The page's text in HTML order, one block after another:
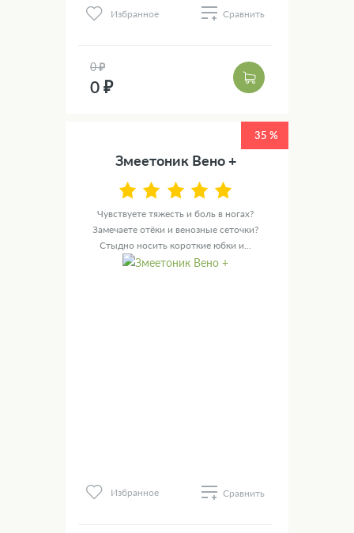
Избранное Сравнить
0 ₽
0 ₽
35 %
Змеетоник Вено +
Чувствуете тяжесть и боль в ногах?
Замечаете отёки и венозные сеточки?
Стыдно носить короткие юбки и...
Избранное Сравнить